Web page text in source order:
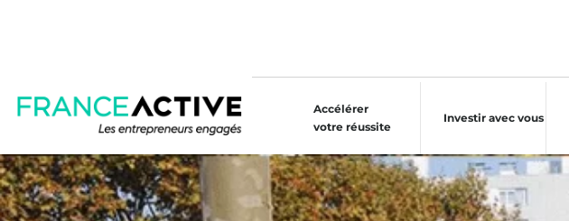
Accélérer
votre réussite
Investir avec vous